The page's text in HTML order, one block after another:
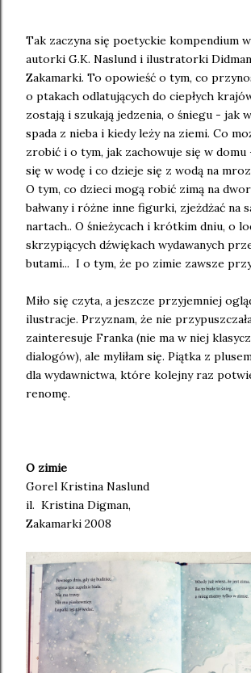
Tak zaczyna się poetyckie kompendium
autorki G.K. Naslund i ilustratorki
Zakamarki. To opowieść o tym, co
o ptakach odlatujących do ciepłych
zostają i szukają jedzenia, o śniegu - jak
spada z nieba i kiedy leży na ziemi. Co
zrobić i o tym, jak zachowuje się w
się w wodę i co dzieje się z wodą na
O tym, co dzieci mogą robić zimą na
bałwany i różne inne figurki, zjeżdżać na
nartach.. O śnieżycach i krótkim dniu, o
skrzypiących dźwiękach wydawanych
butami... I o tym, że po zimie zawsze
Miło się czyta, a jeszcze przyjemniej
ilustracje. Przyznam, że nie
zainteresuje Franka (nie ma w niej
dialogów), ale myliłam się. Piątka z
dla wydawnictwa, które kolejny raz
renomę.
O zimie
Gorel Kristina Naslund
il. Kristina Digman,
Zakamarki 2008